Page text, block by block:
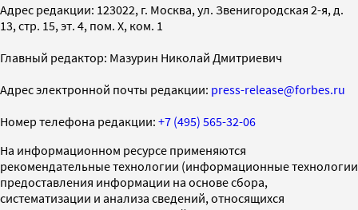
Адрес редакции: 123022, г. Москва, ул. Звенигородская 2-я, д.
13, стр. 15, эт. 4, пом. X, ком. 1
Главный редактор: Мазурин Николай Дмитриевич
Адрес электронной почты редакции: press-release@forbes.ru
Номер телефона редакции: +7 (495) 565-32-06
На информационном ресурсе применяются
рекомендательные технологии (информационные технологии
предоставления информации на основе сбора,
систематизации и анализа сведений, относящихся